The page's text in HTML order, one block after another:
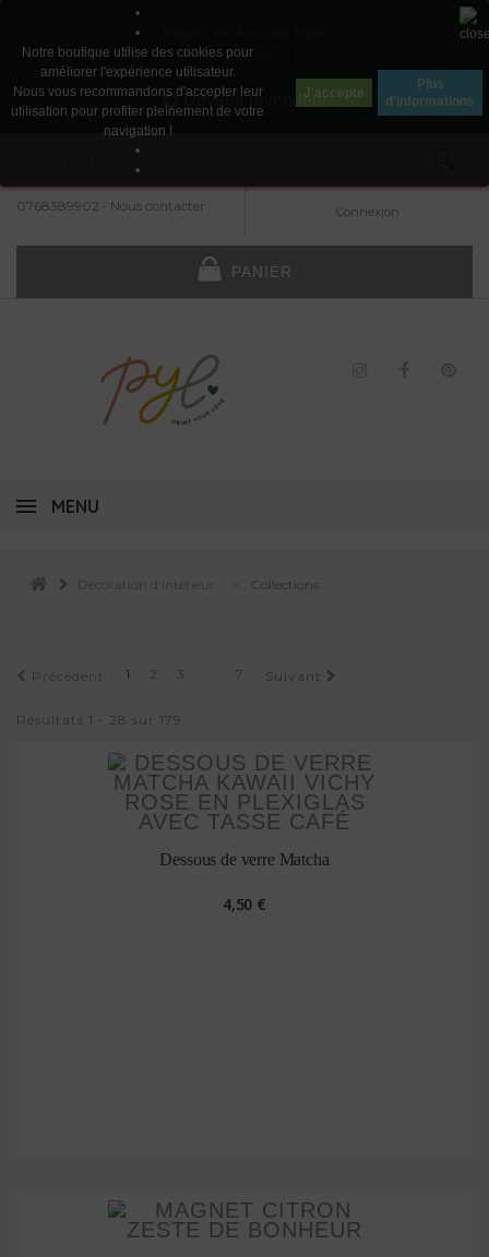
avec Paypal
Devenir revendeur
0768389902 • Nous contacter Connexion
PANIER
•
•
Notre boutique utilise des cookies pour
améliorer l'expérience utilisateur.
Nous vous recommandons d'accepter leur
utilisation pour profiter pleinement de votre
navigation !
•
•
J'accepte
Plus
d'informations
MENU
Décoration d'intérieur Collections
Précédent 1 2 3 7 Suivant
Résultats 1 - 28 sur 179.
Dessous de verre Matcha
4,50 €